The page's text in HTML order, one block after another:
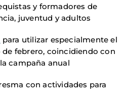
y formadores de
juventud y adultos
para utilizar especialmente el
febrero, coincidiendo con
campaña anual
con actividades para